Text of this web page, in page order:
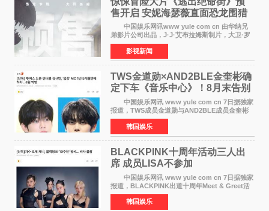
售开启 安妮海瑟薇直面恐龙围猎
中国娱乐网讯www yule com cn 由华纳兄
弟影片公司出品，J·J·艾布拉姆斯制片，大卫·罗
伯特·米切尔执导，好莱坞巨星安妮·海瑟薇和伊万
·麦克格雷格领衔主演的2026暑期惊悚冒险大片
《逃出绝
影视新闻
TWS金道勋×AND2BLE金奎彬确
定下车《音乐中心》！8月末告别
MC席位
中国娱乐网讯 www yule com cn 7日据独家
报道，TWS成员金道勋与AND2BLE成员金奎彬
将于8月离开《音乐中心》MC的位置。 金道
勋与金奎彬于去年3月与H2H A-NA一起被选为
《音乐中心》MC，约1
韩国娱乐
BLACKPINK十周年活动三人出
席 成员LISA不参加
中国娱乐网讯 www yule com cn 7日据独家
报道，BLACKPINK出道十周年Meet & Greet活
动将由智秀、ROS&Eacute;、JENNIE出席，
LISA将缺席。 此前BLACKPINK所属社YG并
韩国娱乐